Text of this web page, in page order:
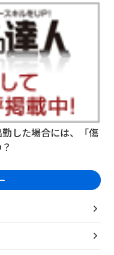
勤した場合には、「傷